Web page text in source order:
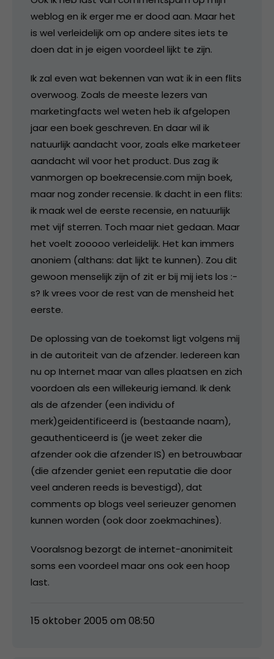
weblog en ik erger me er dood aan. Maar het
is wel verleidelijk om op andere sites iets te
doen dat in je eigen voordeel lijkt te zijn.
Ik zal even wat bekennen van wat ik in een flits
overwoog. Zoals de meeste lezers van
marketingfacts wel weten heb ik afgelopen
jaar een boek geschreven. En daar wil ik
natuurlijk aandacht voor, zoals elke marketeer
aandacht wil voor het product. Dus zag ik
vanmorgen op boekrecensie.com mijn boek,
maar nog zonder recensie. Ik dacht in een flits:
ik maak wel de eerste recensie, en natuurlijk
met vijf sterren. Toch maar niet gedaan. Maar
het voelt zooooo verleidelijk. Het kan immers
anoniem (althans: dat lijkt te kunnen). Zou dit
gewoon menselijk zijn of zit er bij mij iets los :-
s? Ik vrees voor de rest van de mensheid het
eerste.
De oplossing van de toekomst ligt volgens mij
in de autoriteit van de afzender. Iedereen kan
nu op Internet maar van alles plaatsen en zich
voordoen als een willekeurig iemand. Ik denk
als de afzender (een individu of
merk)geidentificeerd is (bestaande naam),
geauthenticeerd is (je weet zeker die
afzender ook die afzender IS) en betrouwbaar
(die afzender geniet een reputatie die door
veel anderen reeds is bevestigd), dat
comments op blogs veel serieuzer genomen
kunnen worden (ook door zoekmachines).
Vooralsnog bezorgt de internet-anonimiteit
soms een voordeel maar ons ook een hoop
last.
15 oktober 2005 om 08:50